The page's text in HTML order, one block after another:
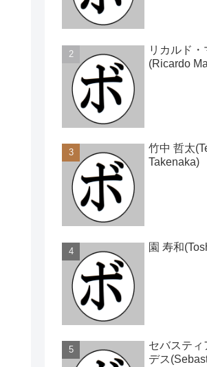
リカルド・
(Ricardo
竹中 哲太
Takenaka)
園 寿和
セバスティ
デス